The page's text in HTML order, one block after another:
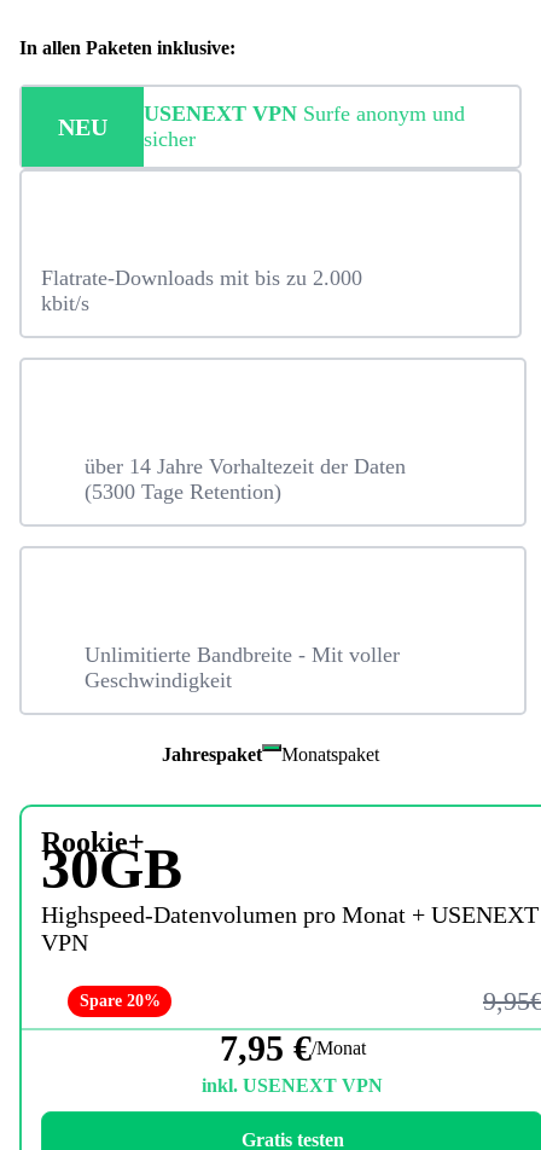
In allen Paketen inklusive:
NEU USENEXT VPN Surfe anonym und
sicher
Flatrate-Downloads mit bis zu 2.000
kbit/s
über 14 Jahre Vorhaltezeit der Daten
(5300 Tage Retention)
Unlimitierte Bandbreite - Mit voller
Geschwindigkeit
Jahrespaket Monatspaket
Rookie+
30GB
Highspeed-Datenvolumen pro Monat + USENEXT
VPN
Spare 20%
7,95 €/Monat
inkl. USENEXT VPN
Gratis testen